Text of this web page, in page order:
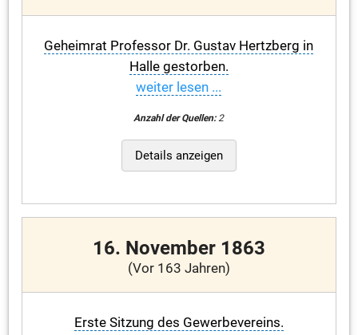
Geheimrat Professor Dr. Gustav Hertzberg in
Halle gestorben.
weiter lesen ...
Anzahl der Quellen:2
Details anzeigen
16. November 1863
(Vor 163 Jahren)
Erste Sitzung des Gewerbevereins.